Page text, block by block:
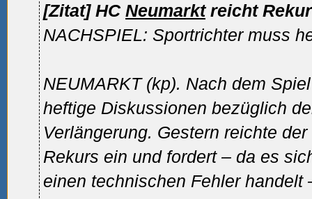
[Zitat] HC Neumarktreicht
NACHSPIEL: Sportrichter muss
NEUMARKT (kp). Nach dem
heftige Diskussionen bezüglich
Verlängerung. Gestern reichte der
Rekurs ein und fordert – da es
einen technischen Fehler handelt